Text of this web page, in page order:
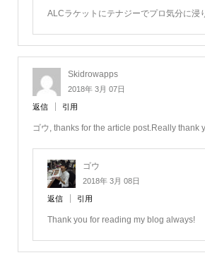
ALCラケットにテナジーでプロ気分に浸
Skidrowapps
2018年 3月 07日
返信 引用
ゴウ, thanks for the article post.Really thank
ゴウ
2018年 3月 08日
返信 引用
Thank you for reading my blog always!